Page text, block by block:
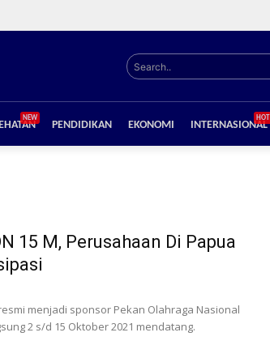
Search..
NEW
PENDIDIKAN EKONOMI INTERNASIONAL
HOT
15 M, Perusahaan Di Papua
resmi menjadi sponsor Pekan Olahraga Nasional
2 s/d 15 Oktober 2021 mendatang.